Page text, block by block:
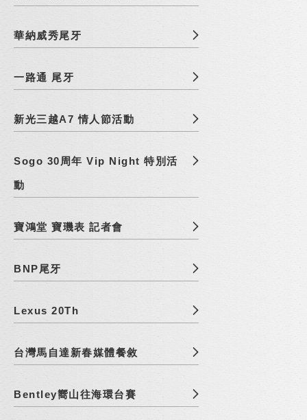
華納威秀尾牙
一路通 尾牙
新光三越A7 情人節活動
Sogo 30周年 Vip Night 特別活
動
寶鴻堂 寶璣表 記者會
BNP尾牙
Lexus 20Th
台灣馬自達新春媒體餐敘
Bentley嚮山往海環台賽